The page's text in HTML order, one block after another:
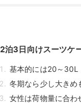
2泊3日向けスーツケ
基本的には20～30L
冬期なら少し大きめ
女性は荷物量に合わ